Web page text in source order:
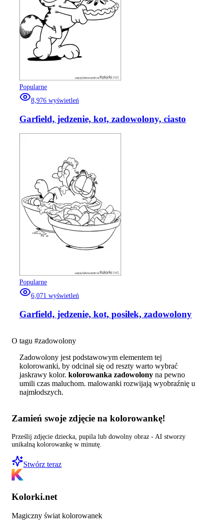
Popularne
8,976 wyświetleń
Garfield, jedzenie, kot, zadowolony, ciasto
Popularne
6,071 wyświetleń
Garfield, jedzenie, kot, posiłek, zadowolony
O tagu #zadowolony
Zadowolony jest podstawowym elementem tej
kolorowanki, by odcinał się od reszty warto wybrać
jaskrawy kolor. kolorowanka zadowolony na pewno
umili czas maluchom. malowanki rozwijają wyobraźnię u
najmłodszych.
Zamień swoje zdjęcie na kolorowankę!
Prześlij zdjęcie dziecka, pupila lub dowolny obraz - AI stworzy
unikalną kolorowankę w minutę.
Stwórz teraz
Kolorki.net
Magiczny świat kolorowanek